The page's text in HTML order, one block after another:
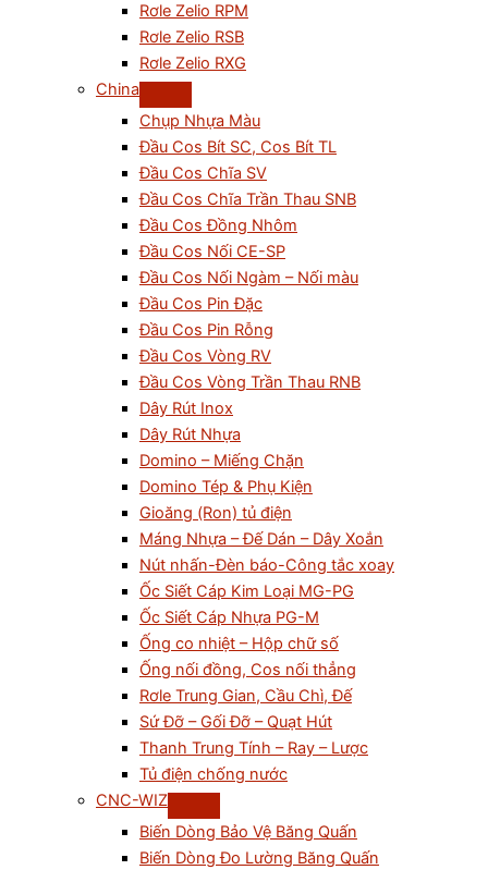
Rơle Zelio RPM
Rơle Zelio RSB
Rơle Zelio RXG
China
Chụp Nhựa Màu
Đầu Cos Bít SC, Cos Bít TL
Đầu Cos Chĩa SV
Đầu Cos Chĩa Trần Thau SNB
Đầu Cos Đồng Nhôm
Đầu Cos Nối CE-SP
Đầu Cos Nối Ngàm – Nối màu
Đầu Cos Pin Đặc
Đầu Cos Pin Rỗng
Đầu Cos Vòng RV
Đầu Cos Vòng Trần Thau RNB
Dây Rút Inox
Dây Rút Nhựa
Domino – Miếng Chặn
Domino Tép & Phụ Kiện
Gioăng (Ron) tủ điện
Máng Nhựa – Đế Dán – Dây Xoắn
Nút nhấn-Đèn báo-Công tắc xoay
Ốc Siết Cáp Kim Loại MG-PG
Ốc Siết Cáp Nhựa PG-M
Ống co nhiệt – Hộp chữ số
Ống nối đồng, Cos nối thẳng
Rơle Trung Gian, Cầu Chì, Đế
Sứ Đỡ – Gối Đỡ – Quạt Hút
Thanh Trung Tính – Ray – Lược
Tủ điện chống nước
CNC-WIZ
Biến Dòng Bảo Vệ Băng Quấn
Biến Dòng Đo Lường Băng Quấn